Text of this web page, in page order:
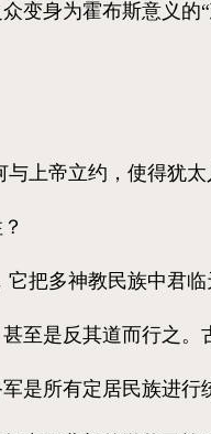
变身为霍布斯意义的
帝立约，使得犹太
多神教民族中君临
至是反其道而行之。
是所有定居民族进行